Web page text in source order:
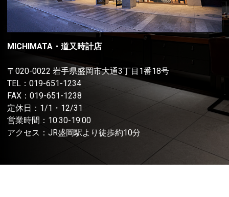
MICHIMATA・道又時計店
〒020-0022 岩手県盛岡市大通3丁目1番18号
TEL： 019-651-1234
FAX：019-651-1238
定休日：1/1・12/31
営業時間：10:30-19:00
アクセス：JR盛岡駅より徒歩約10分